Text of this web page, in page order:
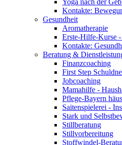
Yoga nach der
Kontakte:
Gesundheit
Aromatherapie
Erste-Hilfe-Kurse
Kontakte:
Beratung &
Finanzcoaching
First Step
Jobcoaching
Mamahilfe -
Pflege-Bayern
Saitenspielerei -
Stark und
Stillberatung
Stillvorbereitung
Stoffwindel-